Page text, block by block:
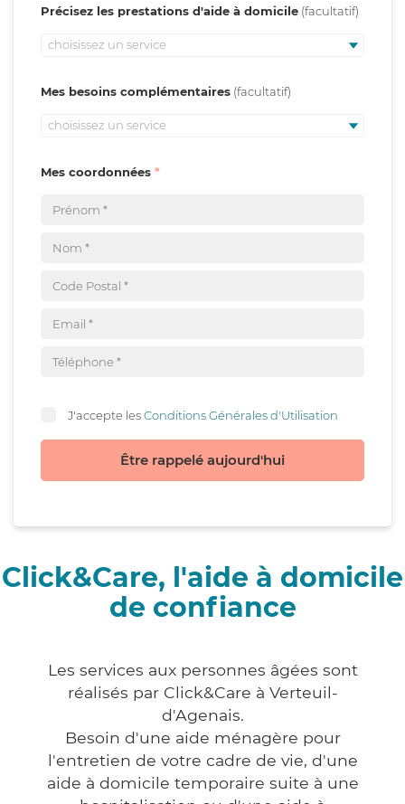
Précisez les prestations d'aide à domicile
choisissez un service
Mes besoins complémentaires
choisissez un service
Mes coordonnées
J'accepte lesConditions Générales d'Utilisation
Être rappelé aujourd'hui
Click&Care, l'aide à domicile
de confiance
Les services aux personnes âgées sont
réalisés par Click&Care à Verteuil-
d'Agenais.
Besoin d'une aide ménagère pour
l'entretien de votre cadre de vie, d'une
aide à domicile temporaire suite à une